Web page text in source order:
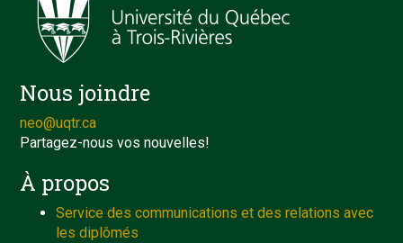
Nous joindre
neo@uqtr.ca
Partagez-nous vos nouvelles!
À propos
Service des communications et des relations avec
les diplômés